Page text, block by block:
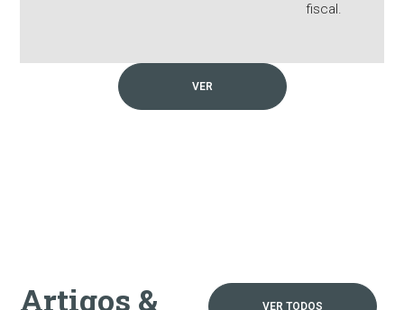
fiscal.
VER
Artigos & VER TODOS